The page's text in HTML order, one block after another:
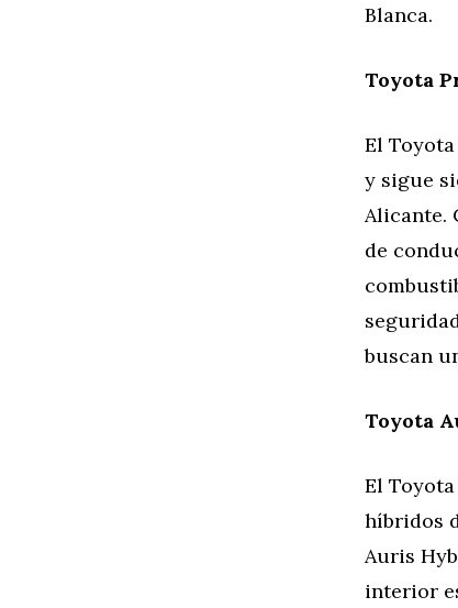
Blanca.
Toyota
El
y sigue
Alicante.
de
buscan
Toyota
El
híbridos
Auris
interior